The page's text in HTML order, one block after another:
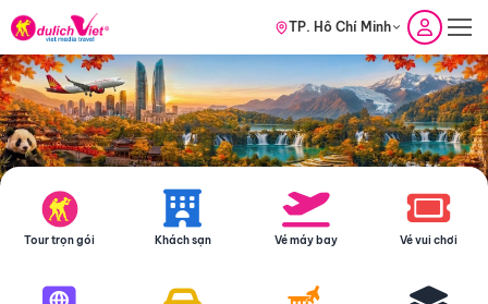
TP. Hồ Chí Minh
Tour trọn gói Khách sạn Vé máy bay Vé vui chơi